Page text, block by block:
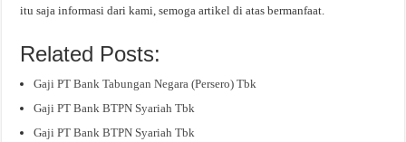
itu saja informasi dari kami, semoga artikel di atas bermanfaat.
Related Posts:
Gaji PT Bank Tabungan Negara (Persero) Tbk
Gaji PT Bank BTPN Syariah Tbk
Gaji PT Bank BTPN Syariah Tbk